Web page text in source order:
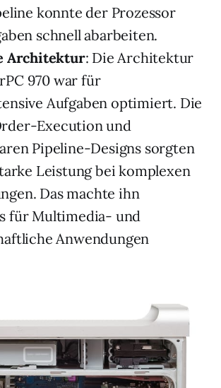
konnte der Prozessor
schnell abarbeiten.
Architektur: Die Architektur
970 war für
Aufgaben optimiert. Die
Execution und
Pipeline-Designs sorgten
Leistung bei komplexen
Das machte ihn
für Multimedia- und
Anwendungen